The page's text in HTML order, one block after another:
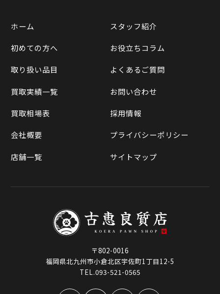
LINE査定
買取実績一覧
買取相場表
Yahooショッピング
Yahoo!オークション
メルカリ
ラクマ
ホーム
初めての方へ
取り扱い品目
買取実績一覧
買取相場表
会社概要
店舗一覧
スタッフ紹介
お役立ちコラム
よくあるご質問
お問い合わせ
採用情報
プライバシーポリシー
サイトマップ
〒802-0016
福岡県北九州市小倉北区宇佐町1丁目12-5
TEL.093-521-0565